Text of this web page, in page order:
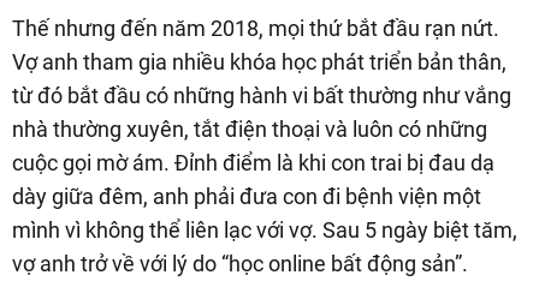
Thế nhưng đến năm 2018, mọi thứ bắt đầu rạn nứt.
Vợ anh tham gia nhiều khóa học phát triển bản thân,
từ đó bắt đầu có những hành vi bất thường như vắng
nhà thường xuyên, tắt điện thoại và luôn có những
cuộc gọi mờ ám. Đỉnh điểm là khi con trai bị đau dạ
dày giữa đêm, anh phải đưa con đi bệnh viện một
mình vì không thể liên lạc với vợ. Sau 5 ngày biệt tăm,
vợ anh trở về với lý do “học online bất động sản”.